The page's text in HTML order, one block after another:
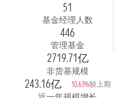
51
基金经理人数
446
管理基金
2719.71亿
非货基规模
243.16亿 10.63%较上期